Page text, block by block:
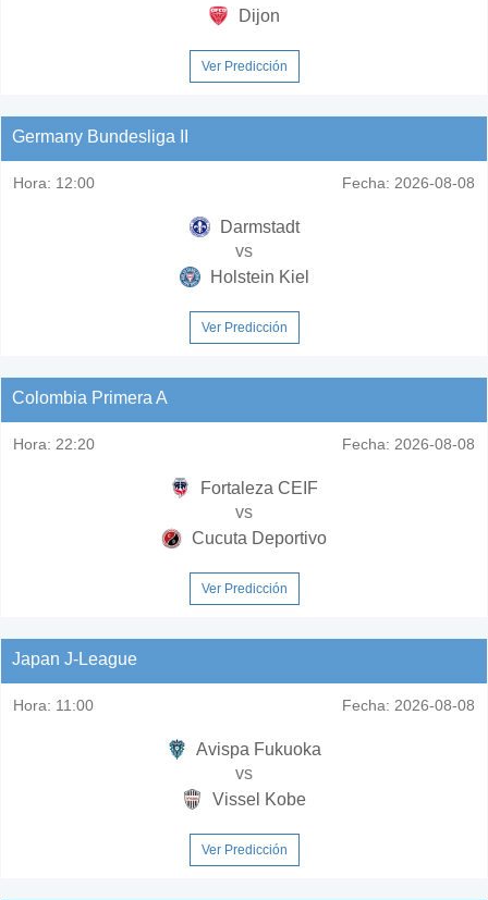
Dijon
Ver Predicción
Germany Bundesliga II
Hora: 12:00 Fecha: 2026-08-08
Darmstadt
vs
Holstein Kiel
Ver Predicción
Colombia Primera A
Hora: 22:20 Fecha: 2026-08-08
Fortaleza CEIF
vs
Cucuta Deportivo
Ver Predicción
Japan J-League
Hora: 11:00 Fecha: 2026-08-08
Avispa Fukuoka
vs
Vissel Kobe
Ver Predicción